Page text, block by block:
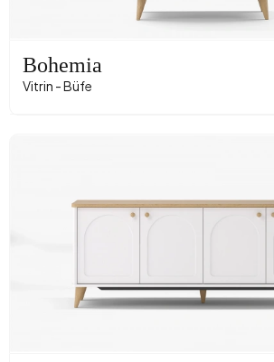
Bohemia
Vitrin - Büfe